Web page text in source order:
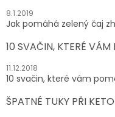
8.1.2019
Jak pomáhá zelený čaj
10 SVAČIN, KTERÉ
11.12.2018
10 svačin, které vám
ŠPATNÉ TUKY PŘI